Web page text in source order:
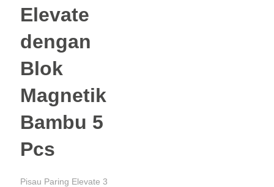
Elevate
dengan
Blok
Magnetik
Bambu 5
Pcs
Pisau Paring Elevate 3